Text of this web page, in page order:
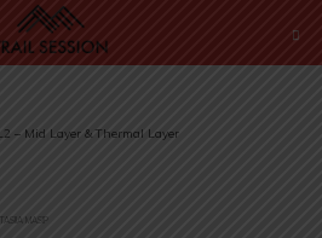
– Mid Layer & Thermal Layer
MASIP